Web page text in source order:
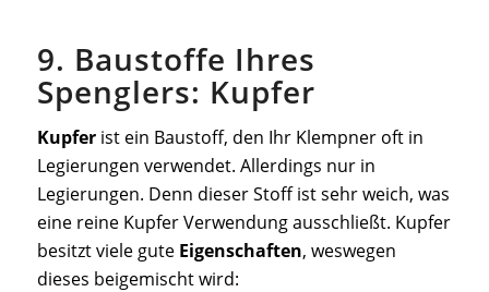
9. Baustoffe Ihres
Spenglers: Kupfer
Kupferist ein Baustoff, den Ihr Klempner oft in
Legierungen verwendet. Allerdings nur in
Legierungen. Denn dieser Stoff ist sehr weich, was
eine reine Kupfer Verwendung ausschließt. Kupfer
besitzt viele gute Eigenschaften, weswegen
dieses beigemischt wird: